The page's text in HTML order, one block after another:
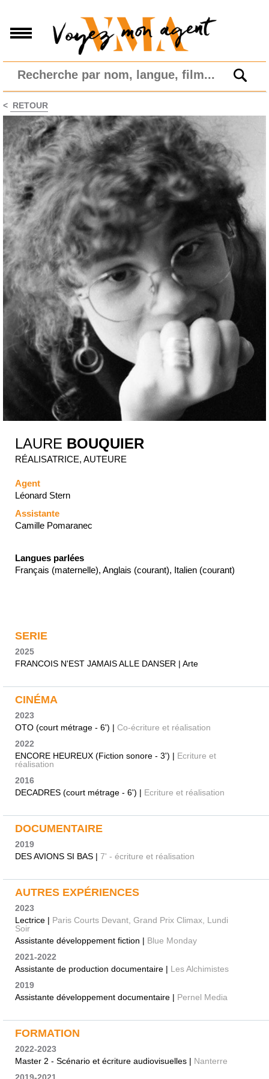
< RETOUR
LAURE BOUQUIER
RÉALISATRICE, AUTEURE
Agent
Léonard Stern
Assistante
Camille Pomaranec
Langues parlées
Français (maternelle), Anglais (courant), Italien (courant)
SERIE
2025
FRANCOIS N'EST JAMAIS ALLE DANSER | Arte
CINÉMA
2023
OTO (court métrage - 6') | Co-écriture et réalisation
2022
ENCORE HEUREUX (Fiction sonore - 3') | Ecriture et
réalisation
2016
DECADRES (court métrage - 6') | Ecriture et réalisation
DOCUMENTAIRE
2019
DES AVIONS SI BAS | 7' - écriture et réalisation
AUTRES EXPÉRIENCES
2023
Lectrice | Paris Courts Devant, Grand Prix Climax, Lundi
Soir
Assistante développement fiction | Blue Monday
2021-2022
Assistante de production documentaire | Les Alchimistes
2019
Assistante développement documentaire | Pernel Media
FORMATION
2022-2023
Master 2 - Scénario et écriture audiovisuelles | Nanterre